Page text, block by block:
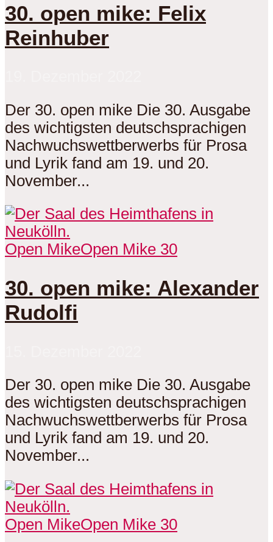
30. open mike: Felix
Reinhuber
Der 30. open mike Die 30. Ausgabe
des wichtigsten deutschsprachigen
Nachwuchswettberwerbs für Prosa
und Lyrik fand am 19. und 20.
November...
Open MikeOpen Mike 30
30. open mike: Alexander
Rudolfi
Der 30. open mike Die 30. Ausgabe
des wichtigsten deutschsprachigen
Nachwuchswettberwerbs für Prosa
und Lyrik fand am 19. und 20.
November...
Open MikeOpen Mike 30